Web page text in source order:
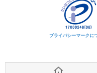
プライバシーマークに